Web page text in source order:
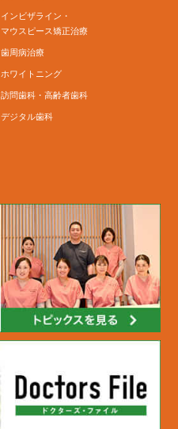
インビザライン・
マウスピース矯正治療
歯周病治療
ホワイトニング
訪問歯科・高齢者歯科
デジタル歯科